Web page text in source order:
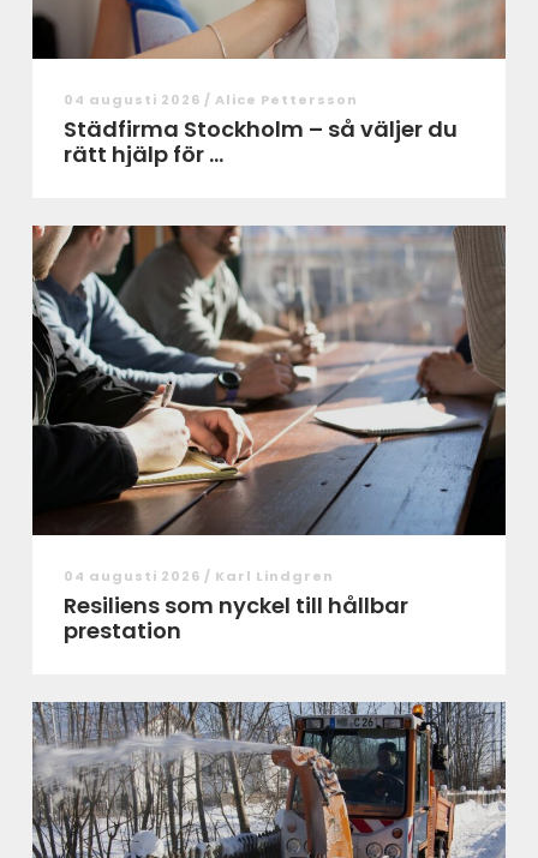
04 augusti 2026 / Alice Pettersson
Städfirma Stockholm – så väljer du
rätt hjälp för ...
04 augusti 2026 / Karl Lindgren
Resiliens som nyckel till hållbar
prestation